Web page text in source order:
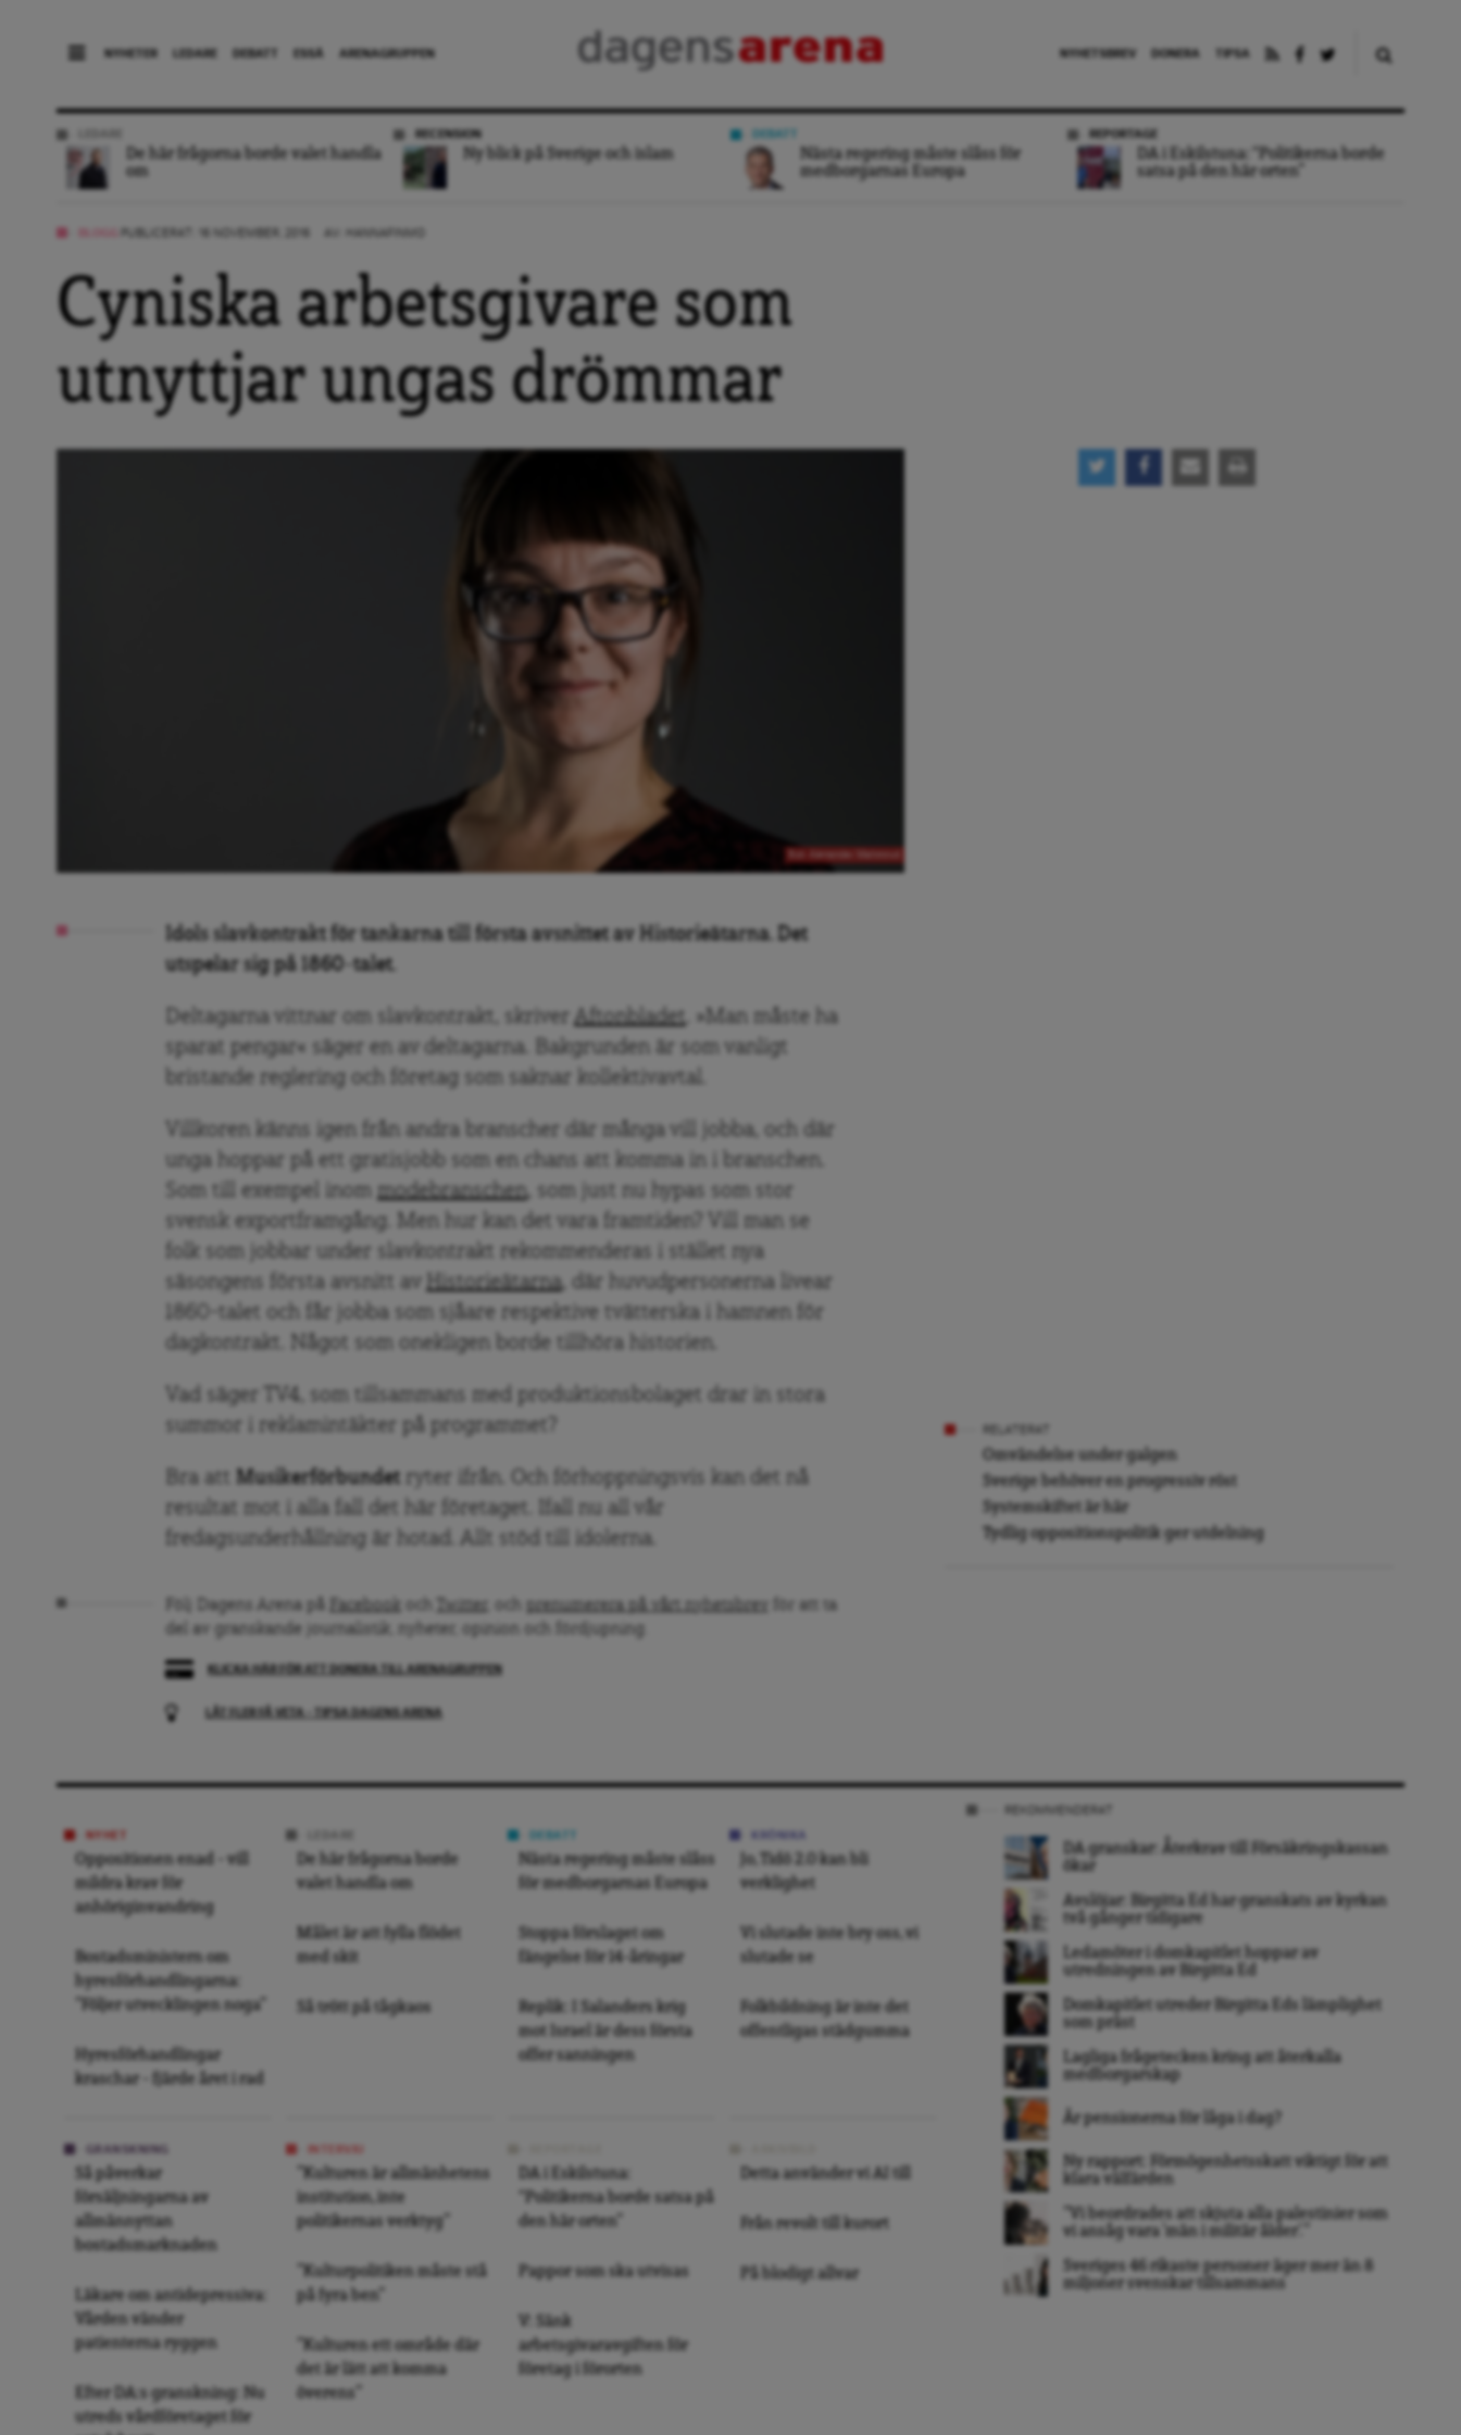
NYHETER LEDARE DEBATT ESSÄ ARENAGRUPPEN NYHETSBREV DONERA TIPSA
De här frågorna borde valet handla
om
RECENSION
Ny blick på Sverige och islam
Nästa regering måste slåss för
medborgarnas Europa
REPORTAGE
DA i Eskilstuna: “Politikerna borde
satsa på den här orten”
Cyniska arbetsgivare som
utnyttjar ungas drömmar
Idols slavkontrakt för tankarna till första avsnittet av Historieätarna. Det
utspelar sig på 1860-talet.
Deltagarna vittnar om slavkontrakt, skriverAftonbladet. »Man måste ha
sparat pengar« säger en av deltagarna. Bakgrunden är som vanligt
bristande reglering och företag som saknar kollektivavtal.
Villkoren känns igen från andra branscher där många vill jobba, och där
unga hoppar på ett gratisjobb som en chans att komma in i branschen.
Som till exempel inom modebranschen, som just nu hypas som stor
svensk exportframgång. Men hur kan det vara framtiden? Vill man se
folk som jobbar under slavkontrakt rekommenderas i stället nya
säsongens första avsnitt av
Historieätarna, där huvudpersonerna livear
1860-talet och får jobba som sjåare respektive tvätterska i hamnen för
dagkontrakt. Något som onekligen borde tillhöra historien.
Vad säger TV4, som tillsammans med produktionsbolaget drar in stora
summor i reklamintäkter på programmet?
Bra att Musikerförbundet ryter ifrån. Och förhoppningsvis kan det nå
resultat mot i alla fall det här företaget. Ifall nu all vår
fredagsunderhållning är hotad. Allt stöd till idolerna.
Följ Dagens Arena på Facebook Twitter prenumerera på vårt nyhetsbrev
för att ta
del av granskande journalistik, nyheter, opinion och fördjupning.
LÅT FLER FÅ VETA – TIPSA DAGENS ARENA
Omvändelse under galgen
Sverige behöver en progressiv röst
Systemskiftet är här
Tydlig oppositionspolitik ger utdelning
NYHET
Oppositionen enad – vill
mildra krav för
anhöriginvandring
Bostadsministern om
hyresförhandlingarna:
”Följer utvecklingen noga”
Hyresförhandlingar
kraschar – fjärde året i rad
De här frågorna borde
valet handla om
Målet är att fylla flödet
med skit
Så trött på tågkaos
Nästa regering måste slåss
för medborgarnas Europa
Stoppa förslaget om
fängelse för 14-åringar
Replik: I Salanders krig
mot Israel är dess första
offer sanningen
Jo, Tidö 2.0 kan bli
verklighet
Vi slutade inte bry oss, vi
slutade se
Folkbildning är inte det
offentligas städgumma
Så påverkar
försäljningarna av
allmännyttan
bostadsmarknaden
Läkare om antidepressiva:
Vården vänder
patienterna ryggen
Efter DA:s granskning: Nu
utreds vårdföretaget för
”Kulturen är allmänhetens
institution, inte
politikernas verktyg”
”Kulturpolitiken måste stå
på fyra ben”
”Kulturen ett område där
det är lätt att komma
överens”
DA i Eskilstuna:
“Politikerna borde satsa på
den här orten”
Pappor som ska utvisas
V: Sänk
arbetsgivaravgiften för
företag i förorten
Detta använder vi AI till
Från revolt till kurort
På blodigt allvar
DA granskar: Återkrav till Försäkringskassan
ökar
Avslöjar: Birgitta Ed har granskats av kyrkan
två gånger tidigare
Ledamöter i domkapitlet hoppar av
utredningen av Birgitta Ed
Domkapitlet utreder Birgitta Eds lämplighet
som präst
Lagliga frågetecken kring att återkalla
medborgarskap
Är pensionerna för låga i dag?
Ny rapport: Förmögenhetsskatt viktigt för att
klara välfärden
”Vi beordrades att skjuta alla palestinier som
vi ansåg vara ’män i militär ålder’. ”
Sveriges 46 rikaste personer äger mer än 8
miljoner svenskar tillsammans